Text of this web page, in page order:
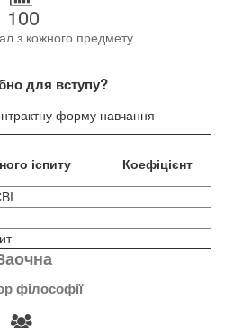
100
з кожного предмету
для вступу?
форму навчання
іспиту Коефіцієнт
філософії